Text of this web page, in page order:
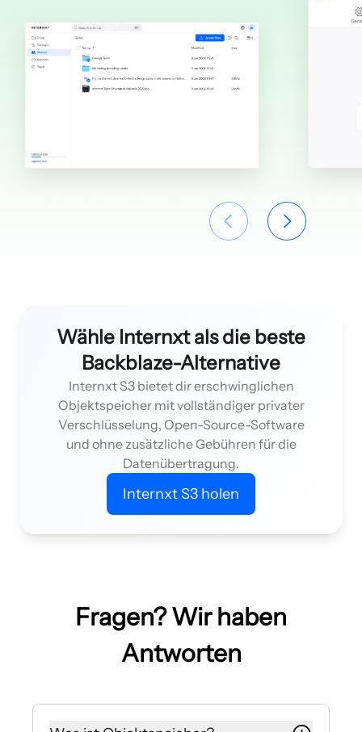
Wähle Internxt als die beste
Backblaze-Alternative
Internxt S3 bietet dir erschwinglichen
Objektspeicher mit vollständiger privater
Verschlüsselung, Open-Source-Software
und ohne zusätzliche Gebühren für die
Datenübertragung.
Internxt S3 holen
Fragen? Wir haben
Antworten